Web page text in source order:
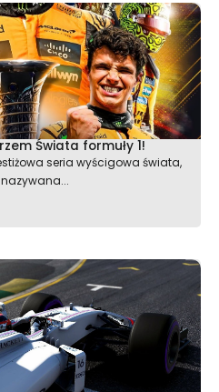
Świata formuły 1!
seria wyścigowa świata,